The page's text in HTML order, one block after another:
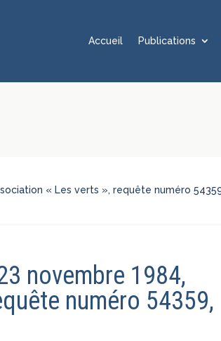
Accueil Publications
« Les verts », requête numéro
novembre 1984,
numéro 54359,